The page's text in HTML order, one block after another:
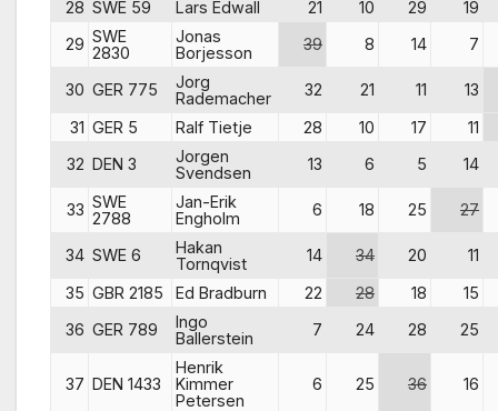
28 SWE 59 Lars Edwall 21 10 29
19
29 SWE
2830
Jonas
Borjesson
39 8 14 7
30 GER 775
Jorg
Rademacher
32 21 11
13
31 GER 5 Ralf Tietje 28 10 17
11
32 DEN 3
Jorgen
Svendsen
13 6 5 14
33 SWE
2788
Jan-Erik
Engholm
6 18 25 27
34 SWE 6
Hakan
Tornqvist
14 34 20
11
35 GBR 2185 Ed Bradburn 22 28 18
15
36 GER 789
Ingo
Ballerstein
7 24 28 25
37 DEN 1433
Henrik
Kimmer
Petersen
6 25 36 16